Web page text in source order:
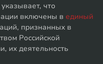
что
включены в единый
признанных в
Российской
их деятельность